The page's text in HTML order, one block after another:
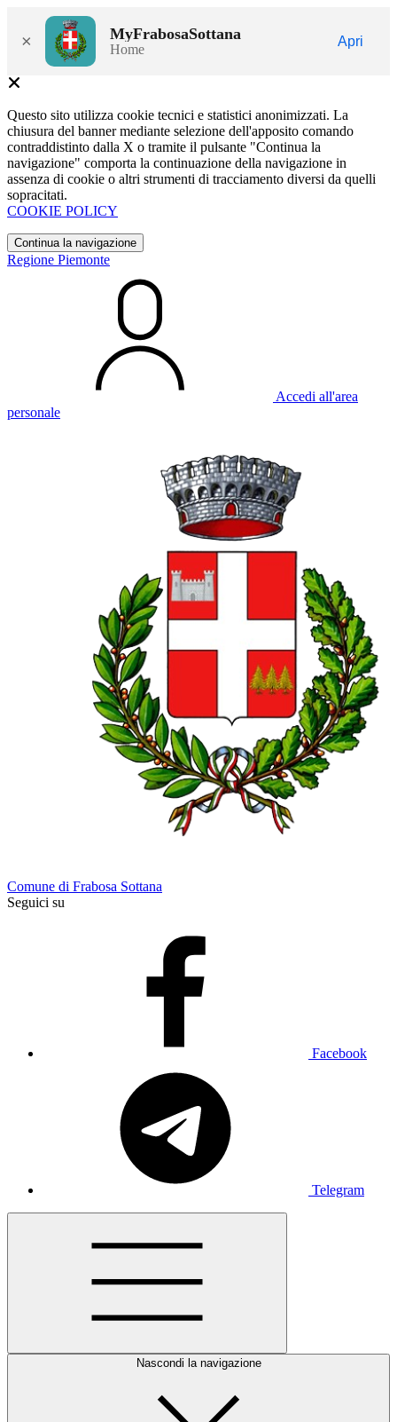
× MyFrabosaSottana
Home
Apri
Questo sito utilizza cookie tecnici e statistici anonimizzati. La
chiusura del banner mediante selezione dell'apposito comando
contraddistinto dalla X o tramite il pulsante "Continua la
navigazione" comporta la continuazione della navigazione in
assenza di cookie o altri strumenti di tracciamento diversi da quelli
sopracitati.
COOKIE POLICY
Continua la navigazione
Regione Piemonte
Accedi all'area
personale
Comune di Frabosa Sottana
Seguici su
Facebook
Telegram
Nascondi la navigazione